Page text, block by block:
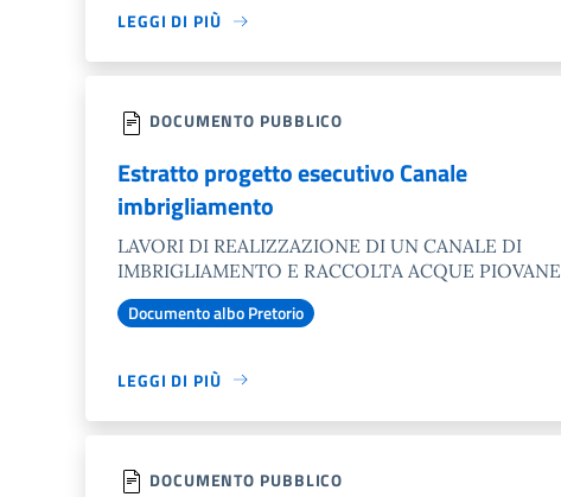
LEGGI DI PIÙ
DOCUMENTO PUBBLICO
Estratto progetto esecutivo Canale
imbrigliamento
LAVORI DI REALIZZAZIONE DI UN CANALE DI
IMBRIGLIAMENTO E RACCOLTA ACQUE PIOVANE
Documento albo Pretorio
LEGGI DI PIÙ
DOCUMENTO PUBBLICO